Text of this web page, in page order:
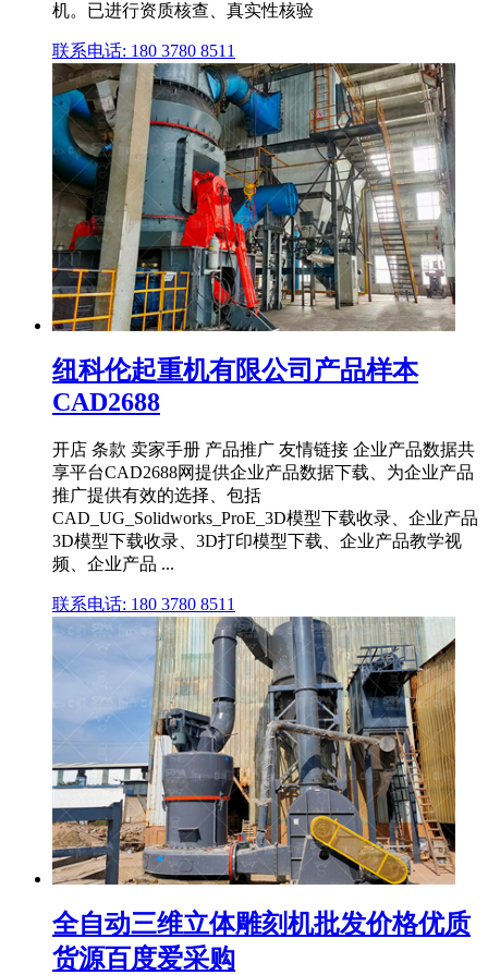
机。已进行资质核查、真实性核验
联系电话: 180 3780 8511
纽科伦起重机有限公司产品样本
CAD2688
开店 条款 卖家手册 产品推广 友情链接 企业产品数据共
享平台CAD2688网提供企业产品数据下载、为企业产品
推广提供有效的选择、包括
CAD_UG_Solidworks_ProE_3D模型下载收录、企业产品
3D模型下载收录、3D打印模型下载、企业产品教学视
频、企业产品 ...
联系电话: 180 3780 8511
全自动三维立体雕刻机批发价格优质
货源百度爱采购